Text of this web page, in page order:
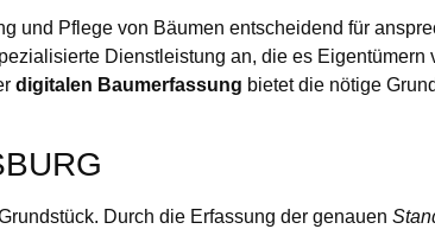
und Pflege von Bäumen entscheidend für
Dienstleistung an, die es Eigentümern
digitalen Baumerfassung bietet die nötige
Durch die Erfassung der genauen